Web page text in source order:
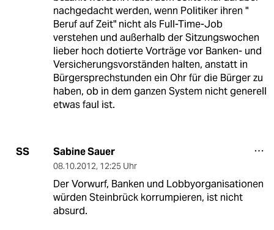
nachgedacht werden, wenn Politiker ihren "
Beruf auf Zeit" nicht als Full-Time-Job
verstehen und außerhalb der Sitzungswochen
lieber hoch dotierte Vorträge vor Banken- und
Versicherungsvorständen halten, anstatt in
Bürgersprechstunden ein Ohr für die Bürger zu
haben, ob in dem ganzen System nicht generell
etwas faul ist.
SS Sabine Sauer
08.10.2012, 12:25 Uhr
Der Vorwurf, Banken und Lobbyorganisationen
würden Steinbrück korrumpieren, ist nicht
absurd.